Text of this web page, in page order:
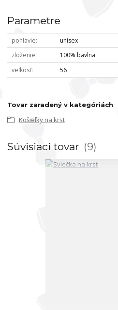
Parametre
pohlavie
unisex
zloženie
100% bavlna
veľkosť
56
Tovar zaradený v kategóriách
Košieľky na krst
Súvisiaci tovar 9